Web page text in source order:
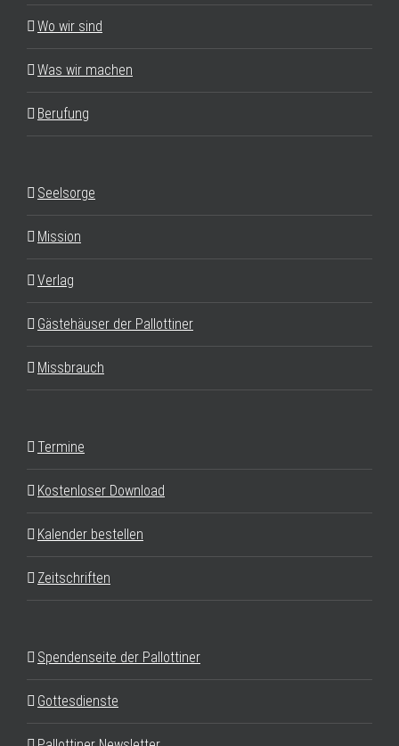
Wo wir sind
Was wir machen
Berufung
Seelsorge
Mission
Verlag
Gästehäuser der Pallottiner
Missbrauch
Termine
Kostenloser Download
Kalender bestellen
Zeitschriften
Spendenseite der Pallottiner
Gottesdienste